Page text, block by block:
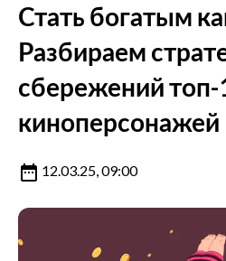
Стать богатым
Разбираем
сбережений топ-
киноперсонажей
12.03.25, 09:00